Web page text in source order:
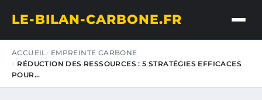
LE-BILAN-CARBONE.FR
ACCUEIL
EMPREINTE CARBONE
RÉDUCTION DES RESSOURCES : 5 STRATÉGIES EFFICACES
POUR…